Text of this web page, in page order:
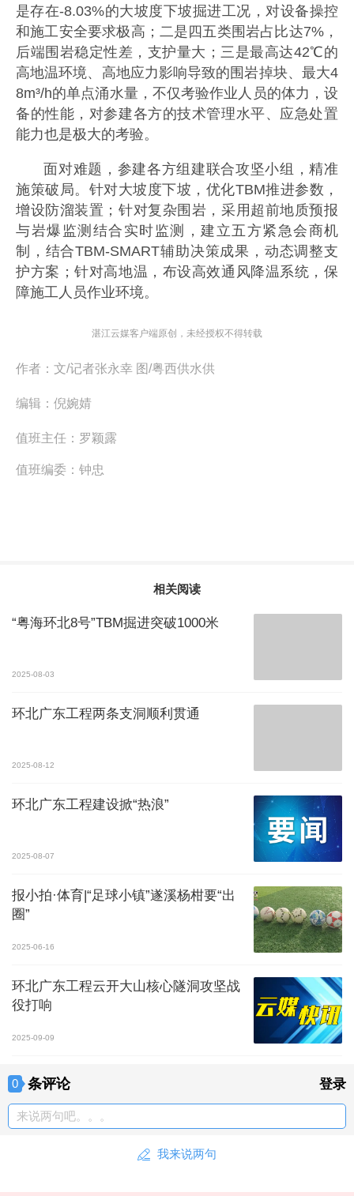
是存在-8.03%的大坡度下坡掘进工况，对设备操控
和施工安全要求极高；二是四五类围岩占比达7%，
后端围岩稳定性差，支护量大；三是最高达42℃的
高地温环境、高地应力影响导致的围岩掉块、最大4
8m³/h的单点涌水量，不仅考验作业人员的体力，设
备的性能，对参建各方的技术管理水平、应急处置
能力也是极大的考验。
面对难题，参建各方组建联合攻坚小组，精准
施策破局。针对大坡度下坡，优化TBM推进参数，
增设防溜装置；针对复杂围岩，采用超前地质预报
与岩爆监测结合实时监测，建立五方紧急会商机
制，结合TBM-SMART辅助决策成果，动态调整支
护方案；针对高地温，布设高效通风降温系统，保
障施工人员作业环境。
湛江云媒客户端原创，未经授权不得转载
作者： 文/记者张永幸 图/粤西供水供
编辑： 倪婉婧
值班主任： 罗颖露
值班编委： 钟忠
相关阅读
“粤海环北8号”TBM掘进突破1000米
2025-08-03
环北广东工程两条支洞顺利贯通
2025-08-12
环北广东工程建设掀“热浪”
2025-08-07
报小拍·体育|“足球小镇”遂溪杨柑要“出
圈”
2025-06-16
环北广东工程云开大山核心隧洞攻坚战
役打响
2025-09-09
0 条评论 登录
来说两句吧。。。
我来说两句